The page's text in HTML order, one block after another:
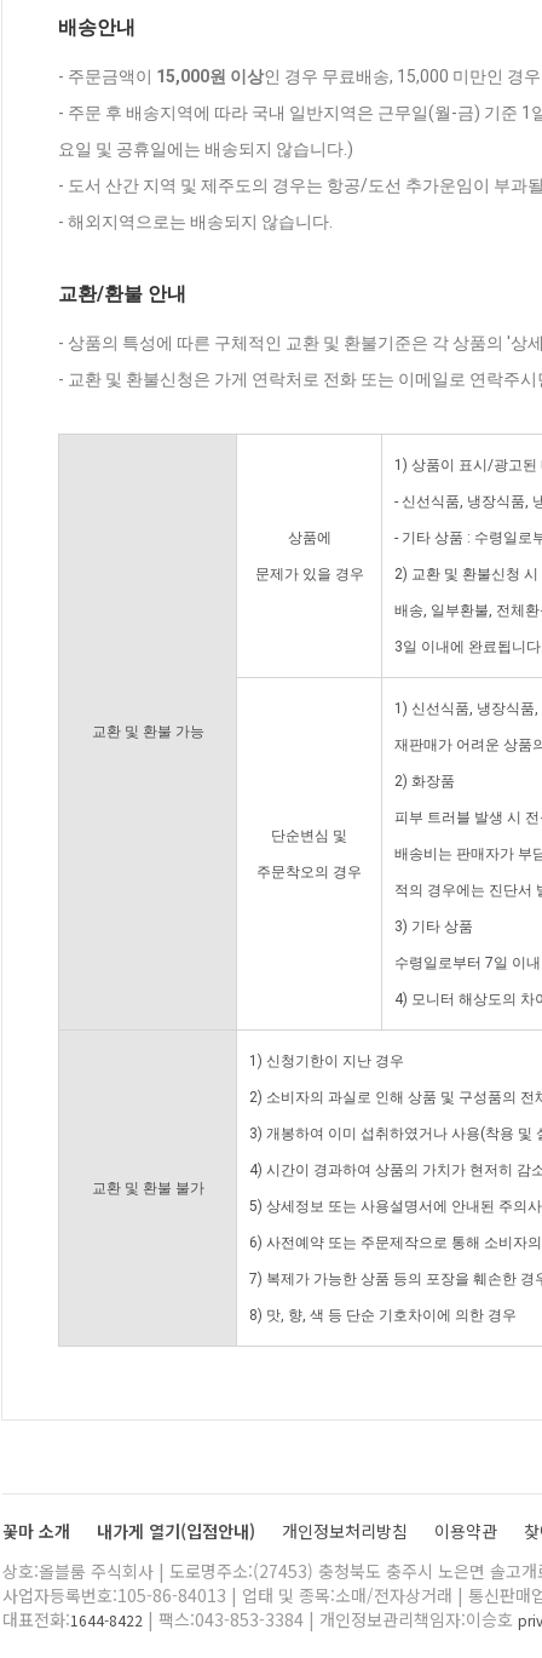
배송안내
- 주문금액이 15,000원 이상인 경우 무료배송, 15,000 미만인 경
- 주문 후 배송지역에 따라 국내 일반지역은 근무일(월-금) 기준
요일 및 공휴일에는 배송되지 않습니다.)
- 도서 산간 지역 및 제주도의 경우는 항공/도선 추가운임이 부과
- 해외지역으로는 배송되지 않습니다.
교환/환불 안내
- 상품의 특성에 따른 구체적인 교환 및 환불기준은 각 상품의 '상
- 교환 및 환불신청은 가게 연락처로 전화 또는 이메일로 연락주
교환 및 환불 가능
상품에
문제가 있을 경우
1) 상품이 표시/광고된
- 신선식품, 냉장식품,
- 기타 상품 : 수령일로
2) 교환 및 환불신청
배송, 일부환불, 전체
3일 이내에 완료됩니
단순변심 및
주문착오의 경우
1) 신선식품, 냉장식품
재판매가 어려운 상품
2) 화장품
피부 트러블 발생 시
배송비는 판매자가 부
적의 경우에는 진단서
3) 기타 상품
수령일로부터 7일 이
4) 모니터 해상도의 차
교환 및 환불 불가
1) 신청기한이 지난 경우
2) 소비자의 과실로 인해 상품 및 구성품의
3) 개봉하여 이미 섭취하였거나 사용(착용 및
4) 시간이 경과하여 상품의 가치가 현저히 감
5) 상세정보 또는 사용설명서에 안내된 주의
6) 사전예약 또는 주문제작으로 통해 소비자
7) 복제가 가능한 상품 등의 포장을 훼손한 경
8) 맛, 향, 색 등 단순 기호차이에 의한 경우
꽃마 소개 내가게 열기(입점안내) 개인정보처리방침 이용약관
상호:올블룸 주식회사 | 도로명주소:(27453) 충청북도 충주시 노은면 솔고
사업자등록번호:105-86-84013 | 업태 및 종목:소매/전자상거래 | 통신판매
대표전화:1644-8422 | 팩스:043-853-3384 | 개인정보관리책임자:이승호